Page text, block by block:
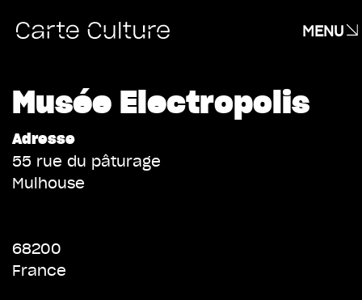
MENU
Musée Electropolis
Adresse
55 rue du pâturage
Mulhouse
68200
France